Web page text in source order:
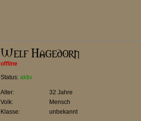
offline
Status: aktiv
Alter:
32 Jahre
Volk:
Mensch
Klasse:
unbekannt